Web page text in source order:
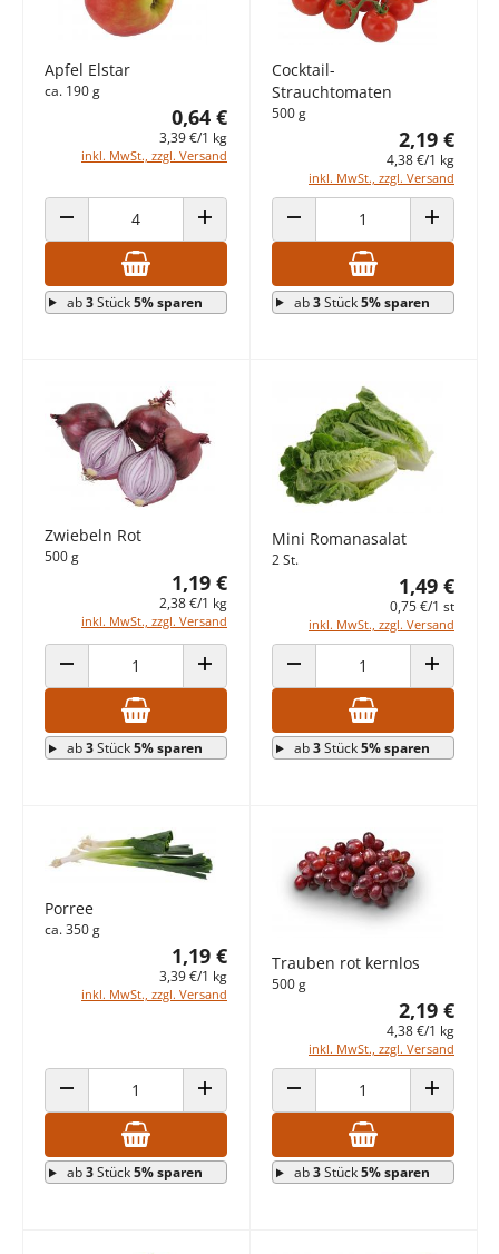
Apfel Elstar
ca. 190 g
0,64 €
3,39 €/1 kg
inkl. MwSt., zzgl. Versand
ANZAHL VERRINGERN ANZAHL ERHÖHEN
ab3Stück5% sparen
Cocktail-
Strauchtomaten
500 g
2,19 €
4,38 €/1 kg
inkl. MwSt., zzgl. Versand
ANZAHL VERRINGERN ANZAHL
ab3Stück5% sparen
Zwiebeln Rot
500 g
1,19 €
2,38 €/1 kg
inkl. MwSt., zzgl. Versand
ANZAHL VERRINGERN ANZAHL ERHÖHEN
ab3Stück5% sparen
Mini Romanasalat
2 St.
1,49 €
0,75 €/1 st
inkl. MwSt., zzgl. Versand
ANZAHL VERRINGERN ANZAHL
ab3Stück5% sparen
Porree
ca. 350 g
1,19 €
3,39 €/1 kg
inkl. MwSt., zzgl. Versand
ANZAHL VERRINGERN ANZAHL ERHÖHEN
ab3Stück5% sparen
Trauben rot kernlos
500 g
2,19 €
4,38 €/1 kg
inkl. MwSt., zzgl. Versand
ANZAHL VERRINGERN ANZAHL
ab3Stück5% sparen